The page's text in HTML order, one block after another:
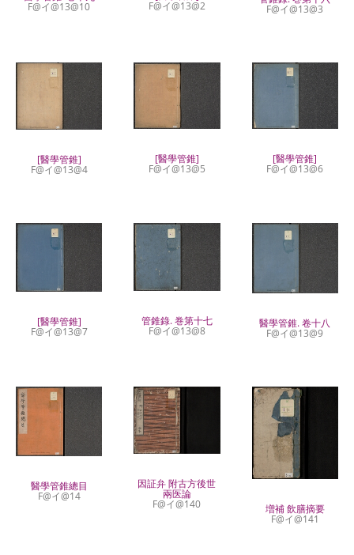
F@イ@13@10 F@イ@13@2 F@イ@13@3
[醫學管錐]
F@イ@13@4
[醫學管錐]
F@イ@13@5
[醫學管錐]
F@イ@13@6
[醫學管錐]
F@イ@13@7
管錐錄. 巻第十七
F@イ@13@8
醫學管錐. 卷十八
F@イ@13@9
醫學管錐總目
F@イ@14
因証弁 附古方後世
兩医論
F@イ@140 増補 飲膳摘要
F@イ@141